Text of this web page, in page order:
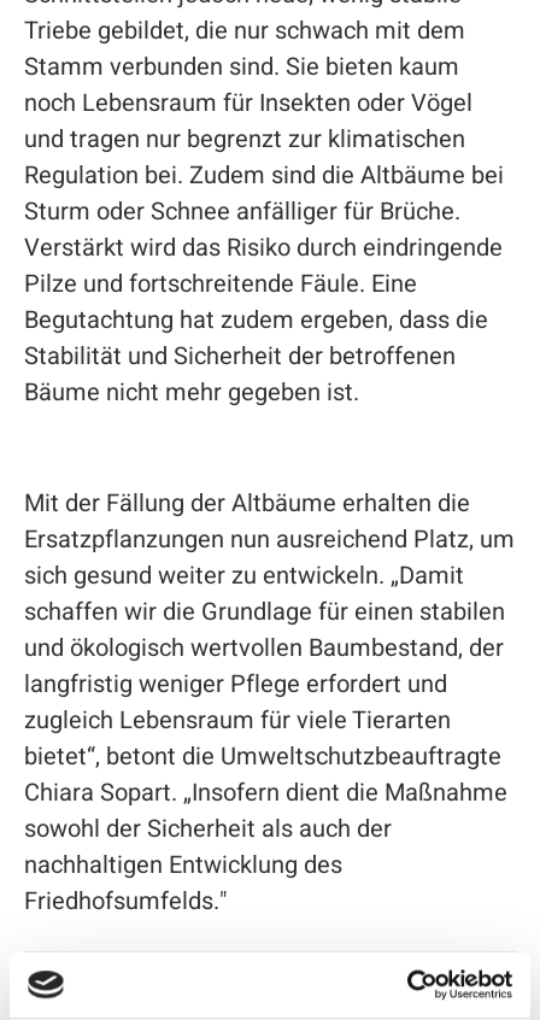
Triebe gebildet, die nur schwach mit dem
Stamm verbunden sind. Sie bieten kaum
noch Lebensraum für Insekten oder Vögel
und tragen nur begrenzt zur klimatischen
Regulation bei. Zudem sind die Altbäume bei
Sturm oder Schnee anfälliger für Brüche.
Verstärkt wird das Risiko durch eindringende
Pilze und fortschreitende Fäule. Eine
Begutachtung hat zudem ergeben, dass die
Stabilität und Sicherheit der betroffenen
Bäume nicht mehr gegeben ist.
Mit der Fällung der Altbäume erhalten die
Ersatzpflanzungen nun ausreichend Platz, um
sich gesund weiter zu entwickeln. „Damit
schaffen wir die Grundlage für einen stabilen
und ökologisch wertvollen Baumbestand, der
langfristig weniger Pflege erfordert und
zugleich Lebensraum für viele Tierarten
bietet“, betont die Umweltschutzbeauftragte
Chiara Sopart. „Insofern dient die Maßnahme
sowohl der Sicherheit als auch der
nachhaltigen Entwicklung des
Friedhofsumfelds."